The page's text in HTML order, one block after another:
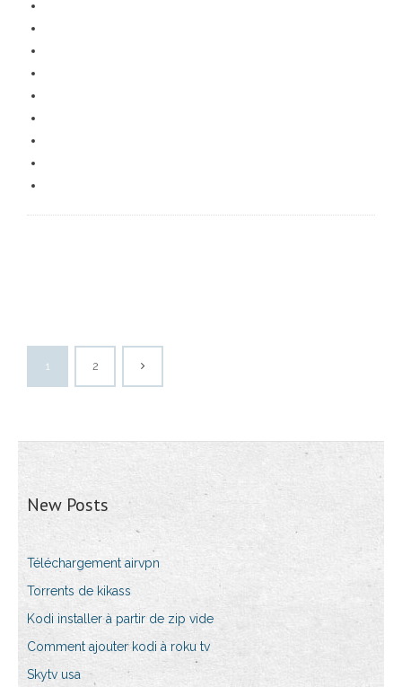
1 2
New Posts
Téléchargement airvpn
Torrents de kikass
Kodi installer à partir de zip vide
Comment ajouter kodi à roku tv
Skytv usa